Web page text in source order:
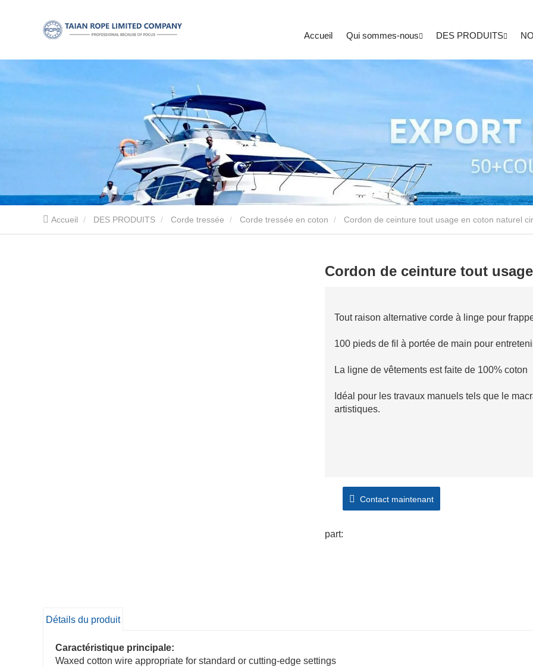
Accueil Qui sommes-nous DES PRODUITS
Accueil DES PRODUITS Corde tressée Corde tressée en coton Cordon de ceinture tout usage en coton naturel
Cordon de ceinture tout
Tout raison alternative corde à linge pour
100 pieds de fil à portée de main pour
La ligne de vêtements est faite de 100% coton
Idéal pour les travaux manuels tels que le
artistiques.
Contact maintenant
part:
Détails du produit
Caractéristique principale:
Waxed cotton wire appropriate for standard or cutting-edge settings